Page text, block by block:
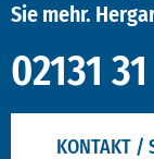
Sie mehr.
02131
KONTAKT /